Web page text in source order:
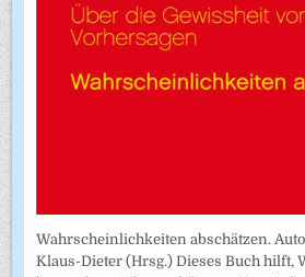
Wahrscheinlichkeiten abschätzen.
Klaus-Dieter (Hrsg.) Dieses Buch hilft,